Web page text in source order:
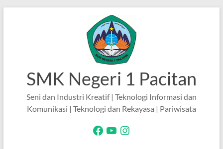
SMK Negeri 1 Pacitan
Seni dan Industri Kreatif | Teknologi Informasi dan
Komunikasi | Teknologi dan Rekayasa | Pariwisata
Facebook
YouTubeInstagram